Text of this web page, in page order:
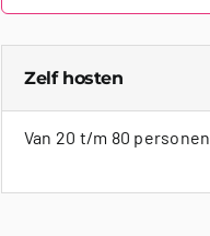
Zelf hosten
Van 20 t/m 80 personen